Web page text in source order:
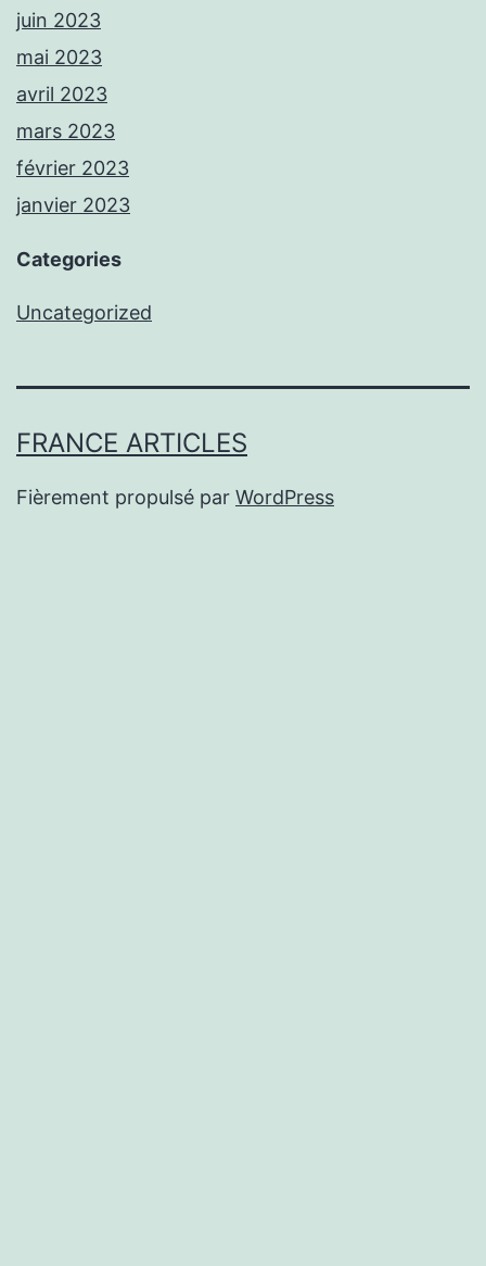
juin 2023
mai 2023
avril 2023
mars 2023
février 2023
janvier 2023
Categories
Uncategorized
FRANCE ARTICLES
Fièrement propulsé par WordPress